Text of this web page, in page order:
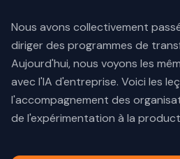
Nous avons collectivement
diriger des programmes de
Aujourd'hui, nous voyons les
avec l'IA d'entreprise. Voici les
l'accompagnement des
de l'expérimentation à la